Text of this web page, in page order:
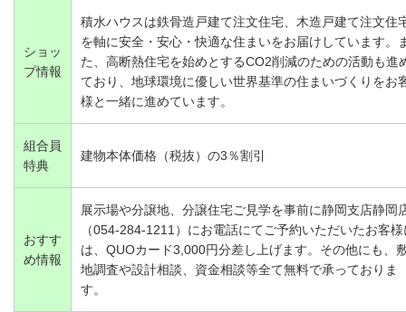
ショッ
プ情報
積水ハウスは鉄骨造戸建て注文住宅、木造戸建て注文住
を軸に安全・安心・快適な住まいをお届けしています。
た、高断熱住宅を始めとするCO2削減のための活動も進
ており、地球環境に優しい世界基準の住まいづくりをお
様と一緒に進めています。
組合員
特典
建物本体価格（税抜）の3％割引
おすす
め情報
展示場や分譲地、分譲住宅ご見学を事前に静岡支店静岡
（054-284-1211）にお電話にてご予約いただいたお客様
は、QUOカード3,000円分差し上げます。その他にも、
地調査や設計相談、資金相談等全て無料で承っておりま
す。